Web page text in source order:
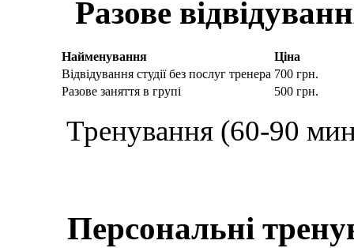
Разове
Найменування
Ціна
Відвідування студії без послуг тренера 700 грн.
Разове заняття в групі
500 грн.
Тренування (60-90
Персональні